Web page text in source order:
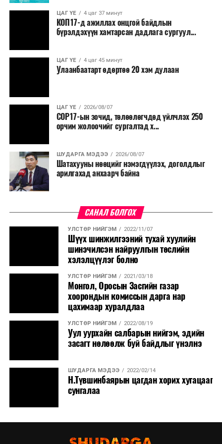
байх санал гаргалаа
Монгол Улс дахь хүний эрх, эрх чөлөөний байдлын
хөнгөвчлөх, шаардлага хангасан зөвшөөрлийн
хүсэлтийг түргэн шийдвэрлэх, шатахууны
нийлүүлэлтийн тогтвортой байдлыг хангахыг
ЦАГ ҮЕ 4 цаг 37 минут
КОП17-д ажиллах онцгой байдлын
бүрэлдэхүүн хамтарсан дадлага сургуул...
ЦАГ ҮЕ 4 цаг 45 минут
Улаанбаатарт өдөртөө 20 хэм дулаан
ЦАГ ҮЕ 2026/08/07
COP17-ын зочид, төлөөлөгчдөд үйлчлэх 250
орчим жолоочийг сургалтад х...
ШУДАРГА МЭДЭЭ 2026/08/07
Шатахууны нөөцийг нэмэгдүүлэх, доголдлыг
арилгахад анхаарч байна
САНАЛ БОЛГОХ
УЛСТӨР НИЙГЭМ 2022/11/07
Шүүх шинжилгээний тухай хуулийн
шинэчилсэн найруулгын төслийн
хэлэлцүүлэг болно
УЛСТӨР НИЙГЭМ 2021/03/18
Монгол, Оросын Засгийн газар
хоорондын комиссын дарга нар
цахимаар хуралдлаа
УЛСТӨР НИЙГЭМ 2022/08/19
Уул уурхайн салбарын нийгэм, эдийн
засагт нөлөөлж буй байдлыг үнэлнэ
ШУДАРГА МЭДЭЭ 2022/02/14
Н.Түвшинбаярын цагдан хорих хугацааг
сунгалаа